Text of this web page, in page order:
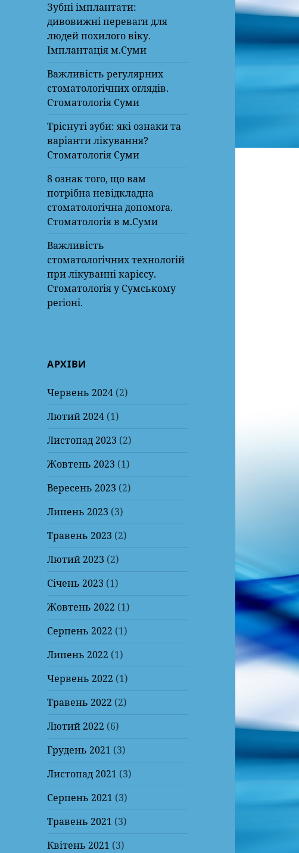
Зубні імплантати:
дивовижні переваги для
людей похилого віку.
Імплантація м.Суми
Важливість регулярних
стоматологічних оглядів.
Стоматологія Суми
Тріснуті зуби: які ознаки та
варіанти лікування?
Стоматологія Суми
8 ознак того, що вам
потрібна невідкладна
стоматологічна допомога.
Стоматологія в м.Суми
Важливість
стоматологічних технологій
при лікуванні карієсу.
Стоматологія у Сумському
регіоні.
АРХІВИ
Червень 2024 (2)
Лютий 2024 (1)
Листопад 2023 (2)
Жовтень 2023 (1)
Вересень 2023 (2)
Липень 2023 (3)
Травень 2023 (2)
Лютий 2023 (2)
Січень 2023 (1)
Жовтень 2022 (1)
Серпень 2022 (1)
Липень 2022 (1)
Червень 2022 (1)
Травень 2022 (2)
Лютий 2022 (6)
Грудень 2021 (3)
Листопад 2021 (3)
Серпень 2021 (3)
Травень 2021 (3)
Квітень 2021 (3)